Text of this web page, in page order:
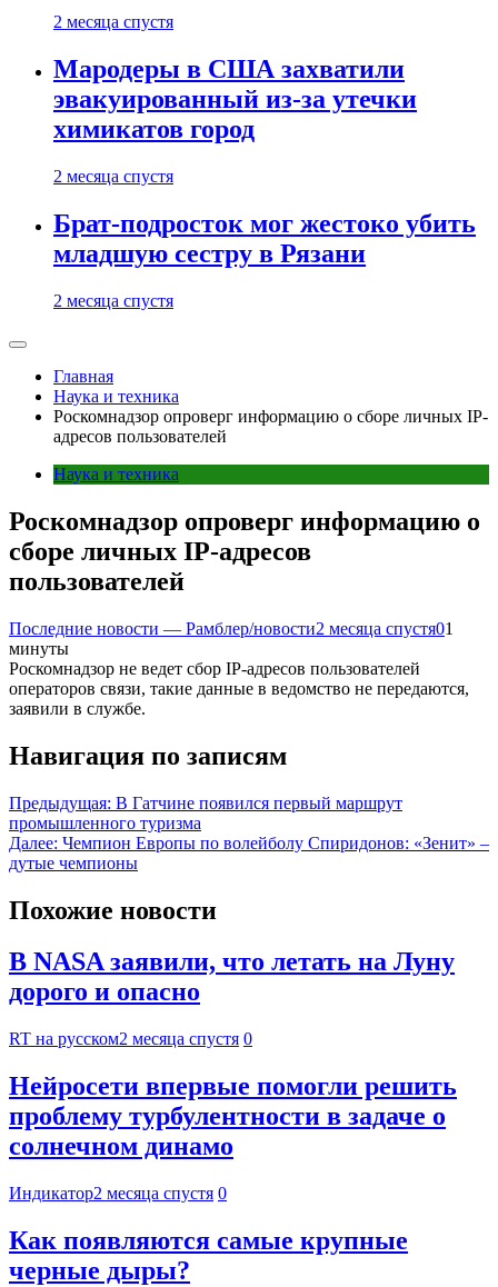
2 месяца спустя
Мародеры в США захватили
эвакуированный из-за утечки
химикатов город
2 месяца спустя
Брат-подросток мог жестоко убить
младшую сестру в Рязани
2 месяца спустя
Главная
Наука и техника
Роскомнадзор опроверг информацию о сборе личных IP-
адресов пользователей
Наука и техника
Роскомнадзор опроверг информацию о
сборе личных IP-адресов
пользователей
Последние новости — Рамблер/новости2 месяца спустя01
минуты
Роскомнадзор не ведет сбор IP-адресов пользователей
операторов связи, такие данные в ведомство не передаются,
заявили в службе.
Навигация по записям
Предыдущая: В Гатчине появился первый маршрут
промышленного туризма
Далее: Чемпион Европы по волейболу Спиридонов: «Зенит» –
дутые чемпионы
Похожие новости
В NASA заявили, что летать на Луну
дорого и опасно
RT на русском2 месяца спустя 0
Нейросети впервые помогли решить
проблему турбулентности в задаче о
солнечном динамо
Индикатор2 месяца спустя 0
Как появляются самые крупные
черные дыры?